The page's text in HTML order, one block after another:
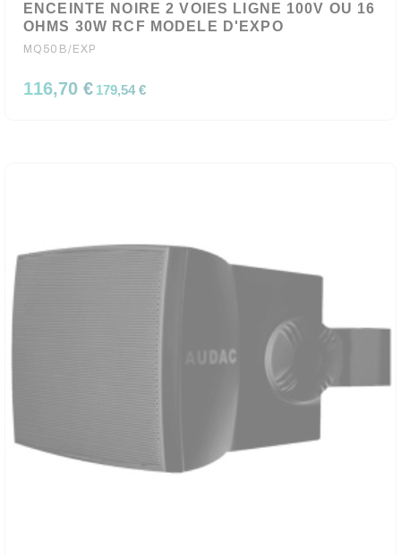
ENCEINTE NOIRE 2 VOIES LIGNE 100V OU 16
OHMS 30W RCF MODELE D'EXPO
MQ50B/EXP
116,70 € 179,54 €